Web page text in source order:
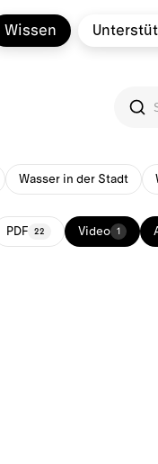
Wissen
Wasser in der Stadt
PDF 22 Video 1